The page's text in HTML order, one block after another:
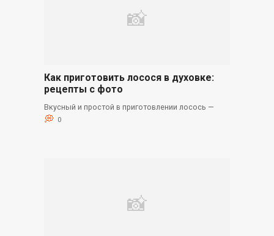
Как приготовить лосося в духовке:
рецепты с фото
Вкусный и простой в приготовлении лосось —
0